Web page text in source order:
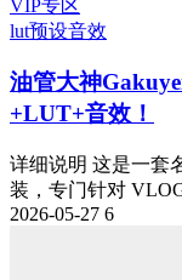
VIP专区
lut预设音效
油管大神
+LUT+音效！
详细说明 这是一套
装，专门针对
2026-05-27 6